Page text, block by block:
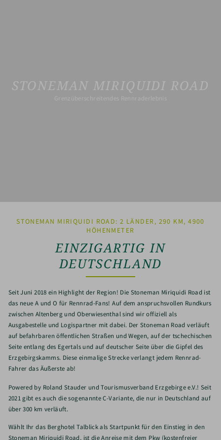
STONEMAN MIRIQUIDI ROAD
Grenzüberschreitendes Rennraderlebnis
STONEMAN MIRIQUIDI ROAD: 2 LÄNDER, 290 KM, 4900
HÖHENMETER
EINZIGARTIG IN
DEUTSCHLAND
Seit Juni 2018 ein Highlight der Region! Die Stoneman Miriquidi Road ist
das neue A und O für Rennrad-Fans! Auf dem anspruchsvollen Rundkurs
zwischen Altenberg und Oberwiesenthal sind wir offiziell als
Ausgabestelle und Logispartner mit dabei. Der Stoneman Road verläuft
auf befahrbaren öffentlichen Straßen und Wegen, auf der tschechischen
Seite entlang des Egertals und auf deutscher Seite über die Gipfel des
Erzgebirgskamms. Diese einmalige Strecke verlangt jedem Rennrad-
Fahrer das Äußerste ab!
Powered by Roland Stauder und Tourismusverband Erzgebirge e.V.! Seit
2021 gibt es auch die sogenannte C-Variante, die nur in Deutschland auf
über 300 km verläuft.
Wählt Ihr das Berghotel Talblick als Startpunkt für den Einstieg in den
Stoneman Miriquidi Road, ist die Anreise mit dem Pkw (kostenfreier